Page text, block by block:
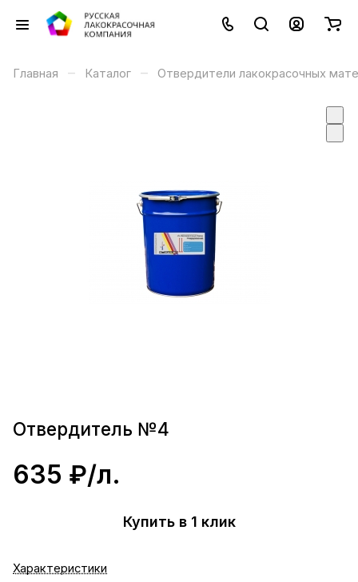
Главная – Каталог – Отвердители лакокрасочных
Отвердитель №4
635 ₽/л.
Купить в 1 клик
Характеристики